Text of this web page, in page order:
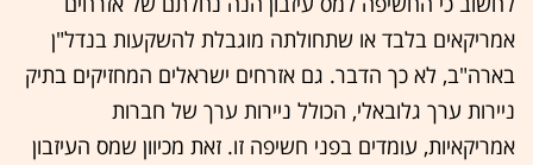
אמריקאים בלבד או שתחולתה מוגבלת להשקעות בנדל"ן
בארה"ב, לא כך הדבר. גם אזרחים ישראלים המחזיקים בתיק
ניירות ערך גלובאלי, הכולל ניירות ערך של חברות
אמריקאיות, עומדים בפני חשיפה זו. זאת מכיוון שמס העיזבון